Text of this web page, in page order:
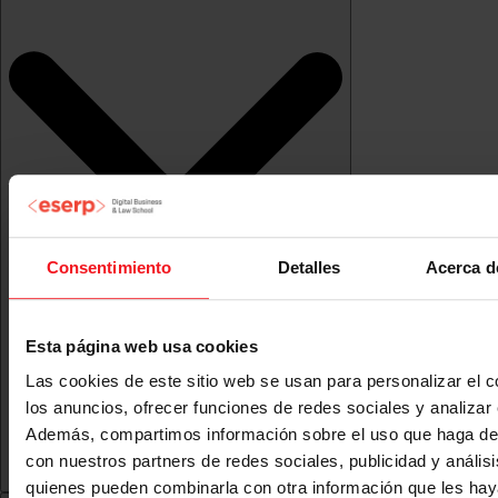
Consentimiento Detalles Acerca
Esta página web usa cookies
Las cookies de este sitio web se usan para personalizar el
los anuncios, ofrecer funciones de redes sociales y analizar
Además, compartimos información sobre el uso que haga
con nuestros partners de redes sociales, publicidad y
quienes pueden combinarla con otra información que les